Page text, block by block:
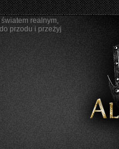
realnym,
przodu i przeżyj